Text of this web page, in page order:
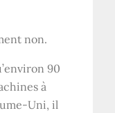
non.
90
à
Uni, il